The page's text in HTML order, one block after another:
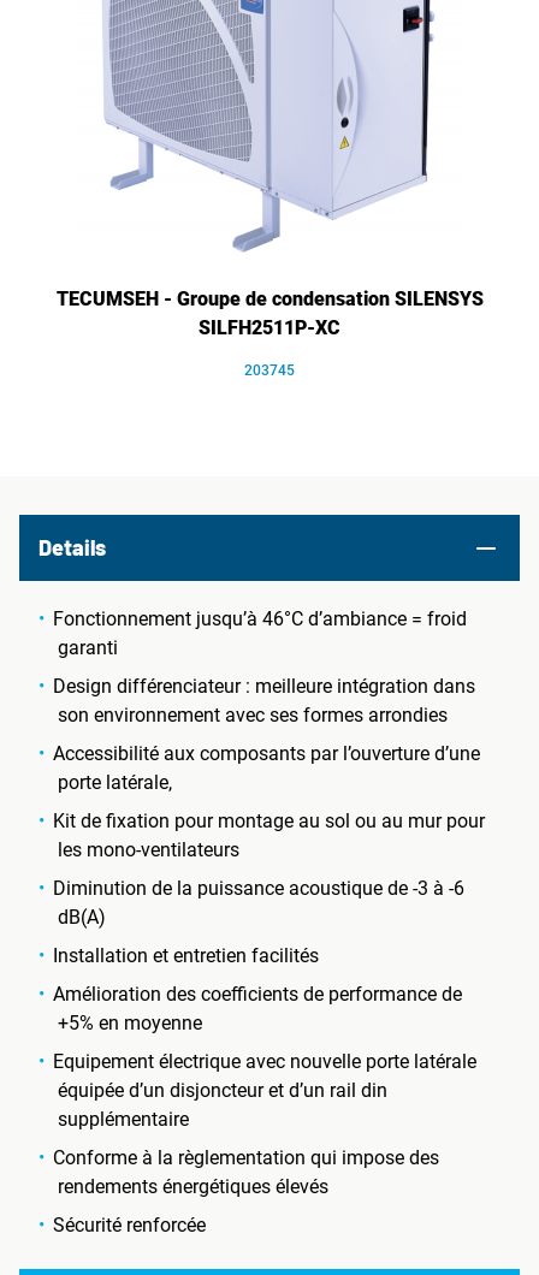
TECUMSEH - Groupe de condensation SILENSYS
SILFH2511P-XC
203745
Details
Fonctionnement jusqu’à 46°C d’ambiance = froid
garanti
Design différenciateur : meilleure intégration dans
son environnement avec ses formes arrondies
Accessibilité aux composants par l’ouverture d’une
porte latérale,
Kit de fixation pour montage au sol ou au mur pour
les mono-ventilateurs
Diminution de la puissance acoustique de -3 à -6
dB(A)
Installation et entretien facilités
Amélioration des coefficients de performance de
+5% en moyenne
Equipement électrique avec nouvelle porte latérale
équipée d’un disjoncteur et d’un rail din
supplémentaire
Conforme à la règlementation qui impose des
rendements énergétiques élevés
Sécurité renforcée